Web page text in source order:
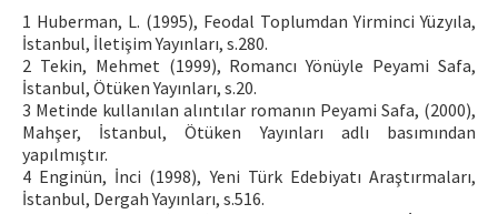
1 Huberman, L. (1995), Feodal Toplumdan Yirminci Yüzyıla,
İstanbul, İletişim Yayınları, s.280.
2 Tekin, Mehmet (1999), Romancı Yönüyle Peyami Safa,
İstanbul, Ötüken Yayınları, s.20.
3 Metinde kullanılan alıntılar romanın Peyami Safa, (2000),
Mahşer, İstanbul, Ötüken Yayınları adlı basımından
yapılmıştır.
4 Enginün, İnci (1998), Yeni Türk Edebiyatı Araştırmaları,
İstanbul, Dergah Yayınları, s.516.